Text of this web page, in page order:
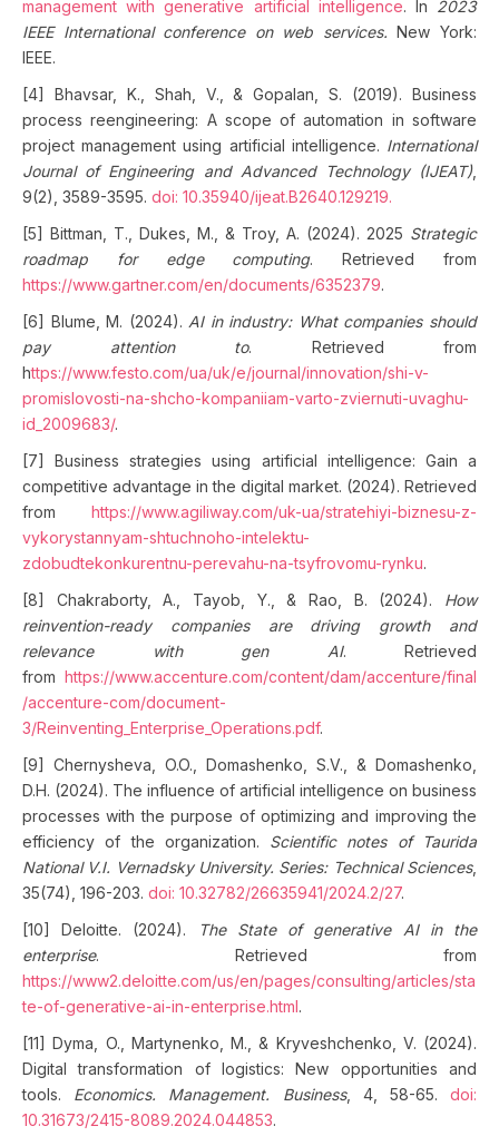
management with generative artificial intelligence. In 2023
IEEE International conference on web services. New York:
IEEE.
[4] Bhavsar, K., Shah, V., & Gopalan, S. (2019). Business
process reengineering: A scope of automation in software
project management using artificial intelligence. International
Journal of Engineering and Advanced Technology (IJEAT),
9(2), 3589-3595. doi: 10.35940/ijeat.B2640.129219.
[5] Bittman, T., Dukes, M., & Troy, A. (2024). 2025 Strategic
roadmap for edge computing. Retrieved from
https://www.gartner.com/en/documents/6352379.
[6] Blume, M. (2024). AI in industry: What companies should
pay attention to. Retrieved from
https://www.festo.com/ua/uk/e/journal/innovation/shi-v-
promislovosti-na-shcho-kompaniiam-varto-zviernuti-uvaghu-
id_2009683/.
[7] Business strategies using artificial intelligence: Gain a
competitive advantage in the digital market. (2024). Retrieved
from https://www.agiliway.com/uk-ua/stratehiyi-biznesu-z-
vykorystannyam-shtuchnoho-intelektu-
zdobudtekonkurentnu-perevahu-na-tsyfrovomu-rynku.
[8] Chakraborty, A., Tayob, Y., & Rao, B. (2024). How
reinvention-ready companies are driving growth and
relevance with gen AI. Retrieved
from https://www.accenture.com/content/dam/accenture/final
/accenture-com/document-
3/Reinventing_Enterprise_Operations.pdf.
[9] Chernysheva, O.O., Domashenko, S.V., & Domashenko,
D.H. (2024). The influence of artificial intelligence on business
processes with the purpose of optimizing and improving the
efficiency of the organization. Scientific notes of Taurida
National V.I. Vernadsky University. Series: Technical Sciences,
35(74), 196-203. doi: 10.32782/26635941/2024.2/27.
[10] Deloitte. (2024).
The State of generative AI in the
enterprise. Retrieved from
https://www2.deloitte.com/us/en/pages/consulting/articles/sta
te-of-generative-ai-in-enterprise.html.
[11] Dyma, O., Martynenko, M., & Kryveshchenko, V. (2024).
Digital transformation of logistics: New opportunities and
tools. Economics. Management. Business, 4, 58-65.doi:
10.31673/2415-8089.2024.044853.